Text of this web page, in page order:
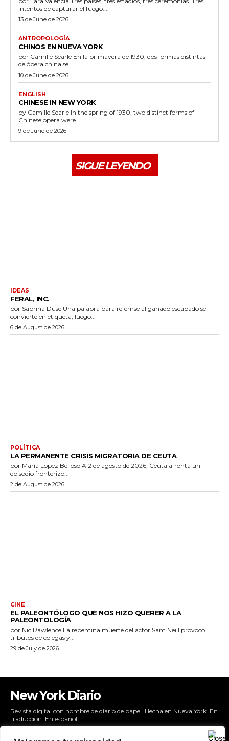
intentos de capturar el fuego....
13 de June de 2026
ANTROPOLOGÍA
CHINOS EN NUEVA YORK
por Camille Searle En la primavera de 1930, dos formas distintas
de ópera china se...
10 de June de 2026
ENGLISH
CHINESE IN NEW YORK
by Camille Searle In the spring of 1930, two distinct forms of
Chinese opera were...
9 de June de 2026
SIGUE LEYENDO
IDEAS
FERAL, INC.
por Sabrina Duse Una palabra para referirse al ganado escapado se
convierte en etiqueta, luego...
6 de August de 2026
POLÍTICA
LA PERMANENTE CRISIS MIGRATORIA DE CEUTA
por María Lopez Belloso A 2 de agosto de 2026, Ceuta afronta un
episodio fronterizo...
2 de August de 2026
CINE
EL PALEONTÓLOGO QUE NOS HIZO QUERER A LA
PALEONTOLOGÍA
por Nic Rawlence La repentina muerte del actor Sam Neill provocó
tributos de colegas y...
29 de July de 2026
New York Diario
Revista digital con nombre de diario de papel. Hecha en Nueva York. En
traducción. En español.